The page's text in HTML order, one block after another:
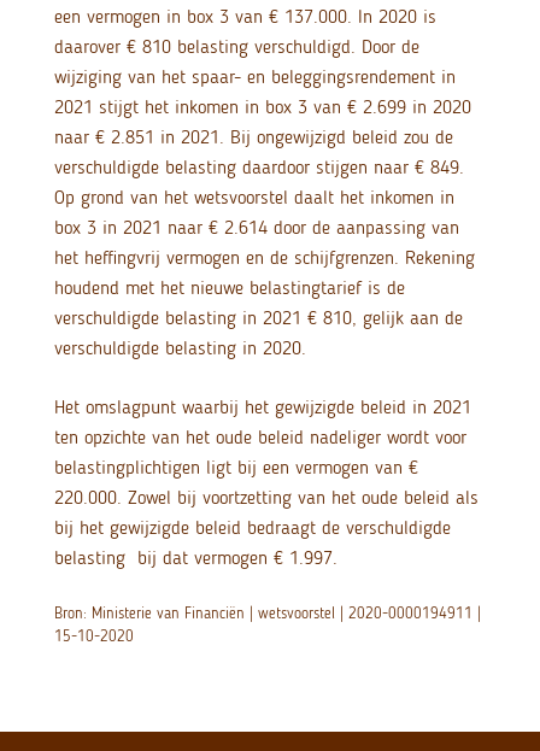
een vermogen in box 3 van € 137.000. In 2020 is
daarover € 810 belasting verschuldigd. Door de
wijziging van het spaar- en beleggingsrendement in
2021 stijgt het inkomen in box 3 van € 2.699 in 2020
naar € 2.851 in 2021. Bij ongewijzigd beleid zou de
verschuldigde belasting daardoor stijgen naar € 849.
Op grond van het wetsvoorstel daalt het inkomen in
box 3 in 2021 naar € 2.614 door de aanpassing van
het heffingvrij vermogen en de schijfgrenzen. Rekening
houdend met het nieuwe belastingtarief is de
verschuldigde belasting in 2021 € 810, gelijk aan de
verschuldigde belasting in 2020.
Het omslagpunt waarbij het gewijzigde beleid in 2021
ten opzichte van het oude beleid nadeliger wordt voor
belastingplichtigen ligt bij een vermogen van €
220.000. Zowel bij voortzetting van het oude beleid als
bij het gewijzigde beleid bedraagt de verschuldigde
belasting bij dat vermogen € 1.997.
Bron: Ministerie van Financiën | wetsvoorstel | 2020-0000194911 |
15-10-2020